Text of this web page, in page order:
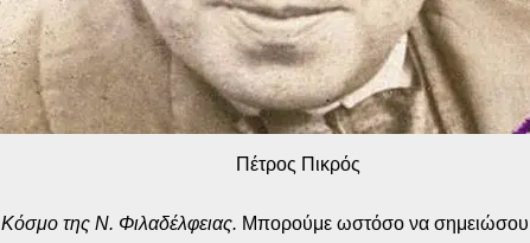
Πέτρος Πικρός
Κόσμο της Ν. Φιλαδέλφειας. Μπορούμε ωστόσο να